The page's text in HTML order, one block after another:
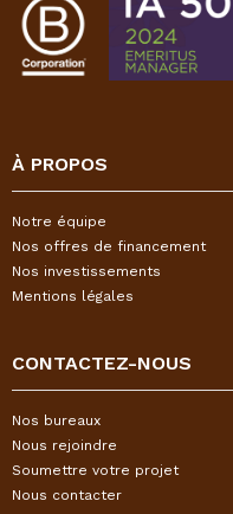
À PROPOS
Notre équipe
Nos offres de financement
Nos investissements
Mentions légales
CONTACTEZ-NOUS
Nos bureaux
Nous rejoindre
Soumettre votre projet
Nous contacter